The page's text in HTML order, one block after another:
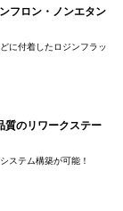
フロン・ノンエタン
に付着したロジンフラッ
質のリワークステー
ステム構築が可能！